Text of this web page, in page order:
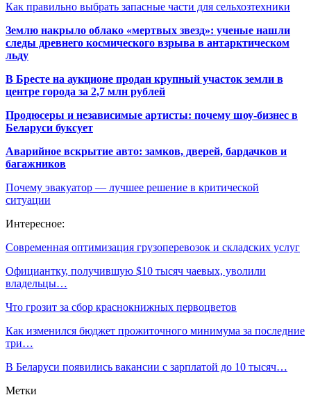
Как правильно выбрать запасные части для сельхозтехники
Землю накрыло облако «мертвых звезд»: ученые нашли
следы древнего космического взрыва в антарктическом
льду
В Бресте на аукционе продан крупный участок земли в
центре города за 2,7 млн рублей
Продюсеры и независимые артисты: почему шоу-бизнес в
Беларуси буксует
Аварийное вскрытие авто: замков, дверей, бардачков и
багажников
Почему эвакуатор — лучшее решение в критической
ситуации
Интересное:
Современная оптимизация грузоперевозок и складских услуг
Официантку, получившую $10 тысяч чаевых, уволили
владельцы…
Что грозит за сбор краснокнижных первоцветов
Как изменился бюджет прожиточного минимума за последние
три…
В Беларуси появились вакансии с зарплатой до 10 тысяч…
Метки